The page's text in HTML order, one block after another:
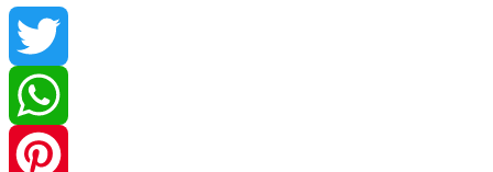
Twitter
WhatsApp